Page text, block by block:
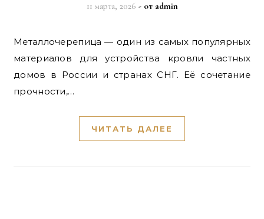
11 марта, 2026 - от admin
Металлочерепица — один из самых популярных
материалов для устройства кровли частных
домов в России и странах СНГ. Её сочетание
прочности,…
ЧИТАТЬ ДАЛЕЕ